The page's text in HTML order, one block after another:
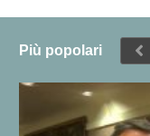
Più popolari